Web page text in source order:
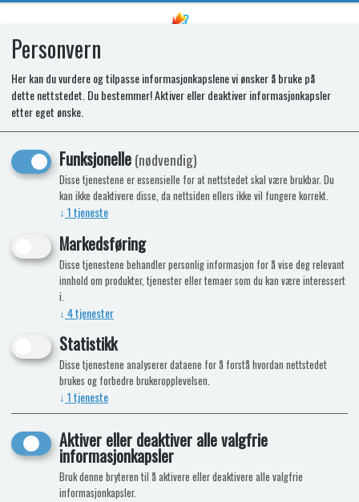
SPARES KIT - OVEN BURNER KIT
COCINA (C)
Personvern
Her kan du vurdere og tilpasse informasjonkapslene vi ønsker å bruke på
dette nettstedet. Du bestemmer! Aktiver eller deaktiver informasjonkapsler
etter eget ønske.
Funksjonelle(nødvendig)
Disse tjenestene er essensielle for at nettstedet skal være brukbar. Du
kan ikke deaktivere disse, da nettsiden ellers ikke vil fungere korrekt.
↓ 1tjeneste
Markedsføring
Disse tjenestene behandler personlig informasjon for å vise deg relevant
innhold om produkter, tjenester eller temaer som du kan være interessert
i.
↓ 4tjenester
Statistikk
Disse tjenestene analyserer dataene for å forstå hvordan nettstedet
brukes og forbedre brukeropplevelsen.
↓ 1tjeneste
Aktiver eller deaktiver alle valgfrie
informasjonkapsler
Bruk denne bryteren til å aktivere eller deaktivere alle valgfrie
informasjonkapsler.